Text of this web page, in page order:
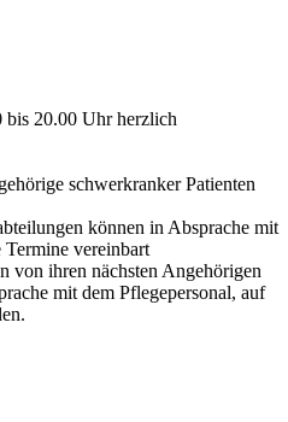
bis 20.00 Uhr herzlich
schwerkranker Patienten
können in Absprache mit
vereinbart
von ihren nächsten Angehörigen
mit dem Pflegepersonal, auf